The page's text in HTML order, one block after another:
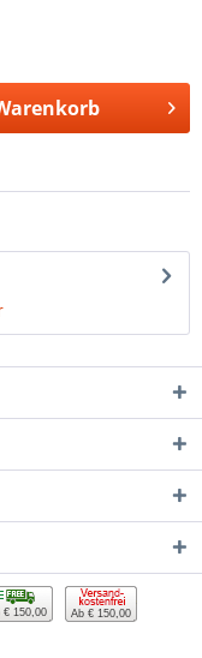
€ 150,00 Ab € 150,00